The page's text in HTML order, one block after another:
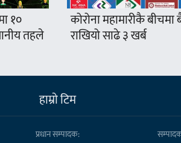
१०
तहले
कोरोना महामारीकै
राखियो साढे ३ खर्ब
हाम्राे टिम
प्रधान सम्पादक: